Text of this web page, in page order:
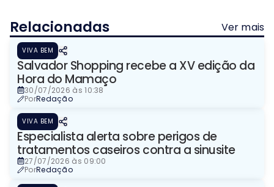
Relacionadas Ver mais
VIVA BEM
Salvador Shopping recebe a XV edição da
Hora do Mamaço
30/07/2026 às 10:38
PorRedação
VIVA BEM
Especialista alerta sobre perigos de
tratamentos caseiros contra a sinusite
27/07/2026 às 09:00
PorRedação